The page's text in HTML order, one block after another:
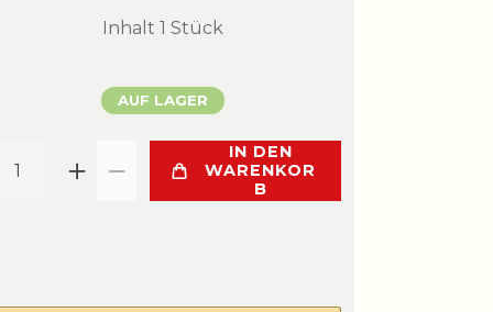
Inhalt 1 Stück
AUF LAGER
IN DEN
WARENKOR
B